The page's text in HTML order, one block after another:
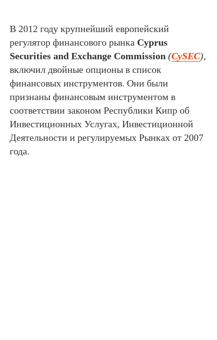
В 2012 году крупнейший европейский
регулятор финансового рынка Cyprus
Securities and Exchange Commission (CySEC),
включил двойные опционы в список
финансовых инструментов. Они были
признаны финансовым инструментом в
соответствии законом Республики Кипр об
Инвестиционных Услугах, Инвестиционной
Деятельности и регулируемых Рынках от 2007
года.